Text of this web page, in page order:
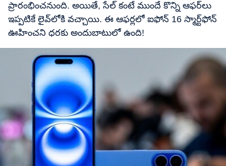
ప్రారంభించనుంది. అయితే, సేల్​ కంటే ముందే కొన్ని ఆఫర్‌లు
ఇప్పటికే లైవ్‌లోకి వచ్చాయి. ఈ ఆఫర్లలో ఐఫోన్ 16 స్మార్ట్‌ఫోన్
ఊహించని ధరకు అందుబాటులో ఉంది!